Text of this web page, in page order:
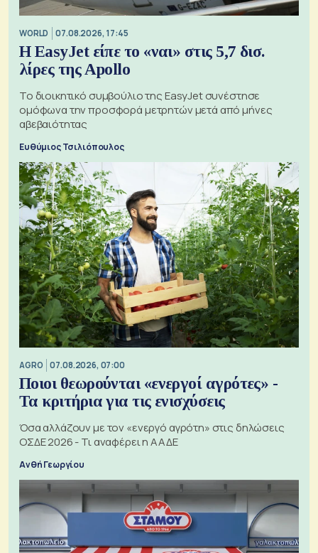
WORLD 07.08.2026, 17:45
Η EasyJet είπε το «ναι» στις 5,7 δισ.
λίρες της Apollo
Το διοικητικό συμβούλιο της EasyJet συνέστησε
ομόφωνα την προσφορά μετρητών μετά από μήνες
αβεβαιότητας
Ευθύμιος Τσιλιόπουλος
AGRO 07.08.2026, 07:00
Ποιοι θεωρούνται «ενεργοί αγρότες» -
Τα κριτήρια για τις ενισχύσεις
Όσα αλλάζουν με τον «ενεργό αγρότη» στις δηλώσεις
ΟΣΔΕ 2026 - Τι αναφέρει η ΑΑΔΕ
Ανθή Γεωργίου